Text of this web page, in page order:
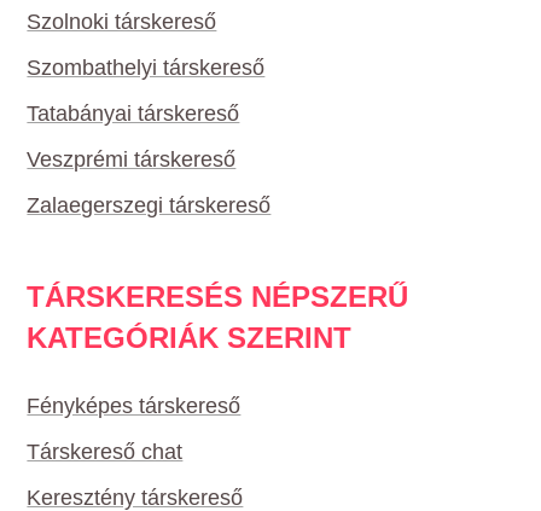
Szolnoki társkereső
Szombathelyi társkereső
Tatabányai társkereső
Veszprémi társkereső
Zalaegerszegi társkereső
TÁRSKERESÉS NÉPSZERŰ
KATEGÓRIÁK SZERINT
Fényképes társkereső
Társkereső chat
Keresztény társkereső